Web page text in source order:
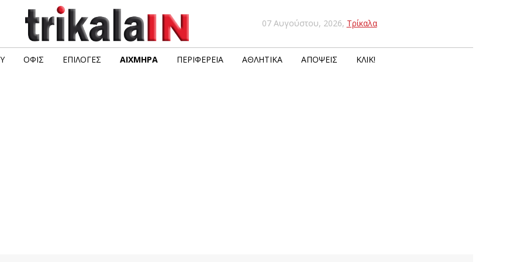
07 Αυγούστου, 2026, Τρίκαλα
ΟΦΙΣ ΕΠΙΛΟΓΈΣ ΑΙΧΜΗΡΆ ΠΕΡΙΦΈΡΕΙΑ ΑΘΛΗΤΙΚΆ ΑΠΌΨΕΙΣ ΚΛΙΚ!